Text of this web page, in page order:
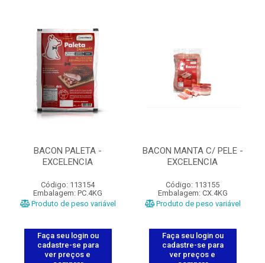
BACON PALETA -
EXCELENCIA
Código: 113154
Embalagem: PC.4KG
Produto de peso variável
Faça seu login ou
cadastre-se para
ver preços e
BACON MANTA C/ PELE -
EXCELENCIA
Código: 113155
Embalagem: CX.4KG
Produto de peso variável
Faça seu login ou
cadastre-se para
ver preços e